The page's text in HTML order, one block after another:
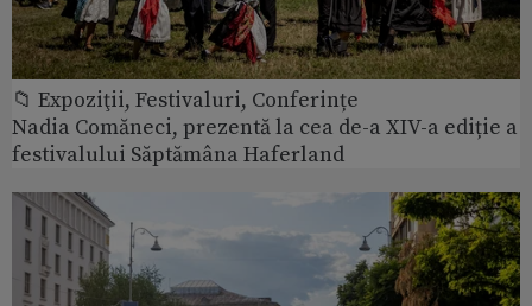
📁 Expoziţii, Festivaluri, Conferințe
Nadia Comăneci, prezentă la cea de-a XIV-a ediție a
festivalului Săptămâna Haferland